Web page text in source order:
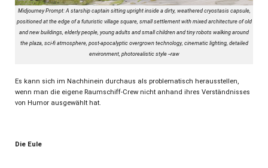
Midjourney Prompt: A starship captain sitting upright inside a dirty, weathered cryostasis capsule,
positioned at the edge of a futuristic village square, small settlement with mixed architecture of old
and new buildings, elderly people, young adults and small children and tiny robots walking around
the plaza, sci-fi atmosphere, post-apocalyptic overgrown technology, cinematic lighting, detailed
environment, photorealistic style --raw
Es kann sich im Nachhinein durchaus als problematisch herausstellen,
wenn man die eigene Raumschiff-Crew nicht anhand ihres Verständnisses
von Humor ausgewählt hat.
Die Eule